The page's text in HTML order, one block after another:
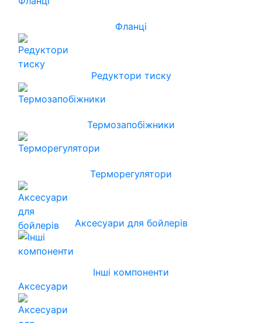
Фланці
Редуктори тиску
Термозапобіжники
Терморегулятори
Аксесуари для бойлерів
Інші компоненти
Аксесуари